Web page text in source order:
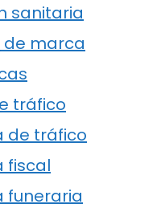
sanitaria
marca
tráfico
de tráfico
fiscal
funeraria